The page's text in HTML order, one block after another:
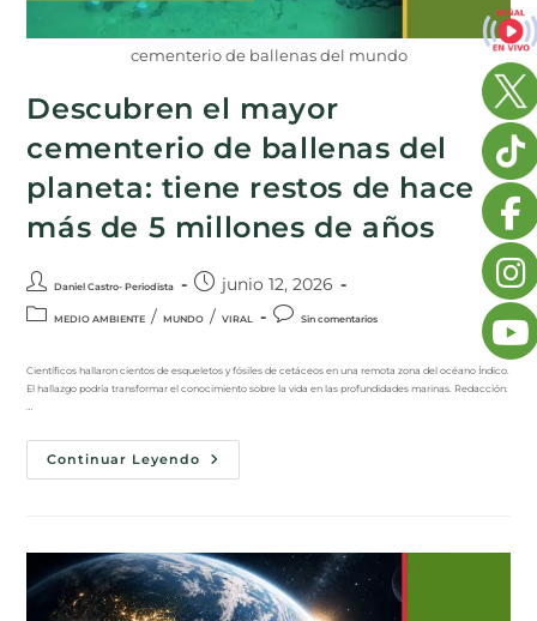
cementerio de ballenas del mundo
Descubren el mayor
cementerio de ballenas del
planeta: tiene restos de hace
más de 5 millones de años
Daniel Castro- Periodista junio 12, 2026
MEDIO AMBIENTE / MUNDO / VIRAL Sin comentarios
Científicos hallaron cientos de esqueletos y fósiles de cetáceos en una remota zona del océano Índico.
El hallazgo podría transformar el conocimiento sobre la vida en las profundidades marinas. Redacción:
Continuar Leyendo